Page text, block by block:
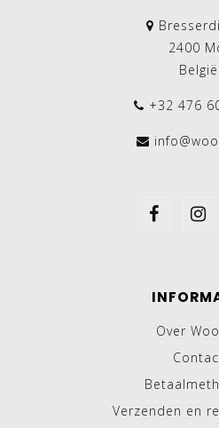
2400
België
+32 476
Over
Verzenden en